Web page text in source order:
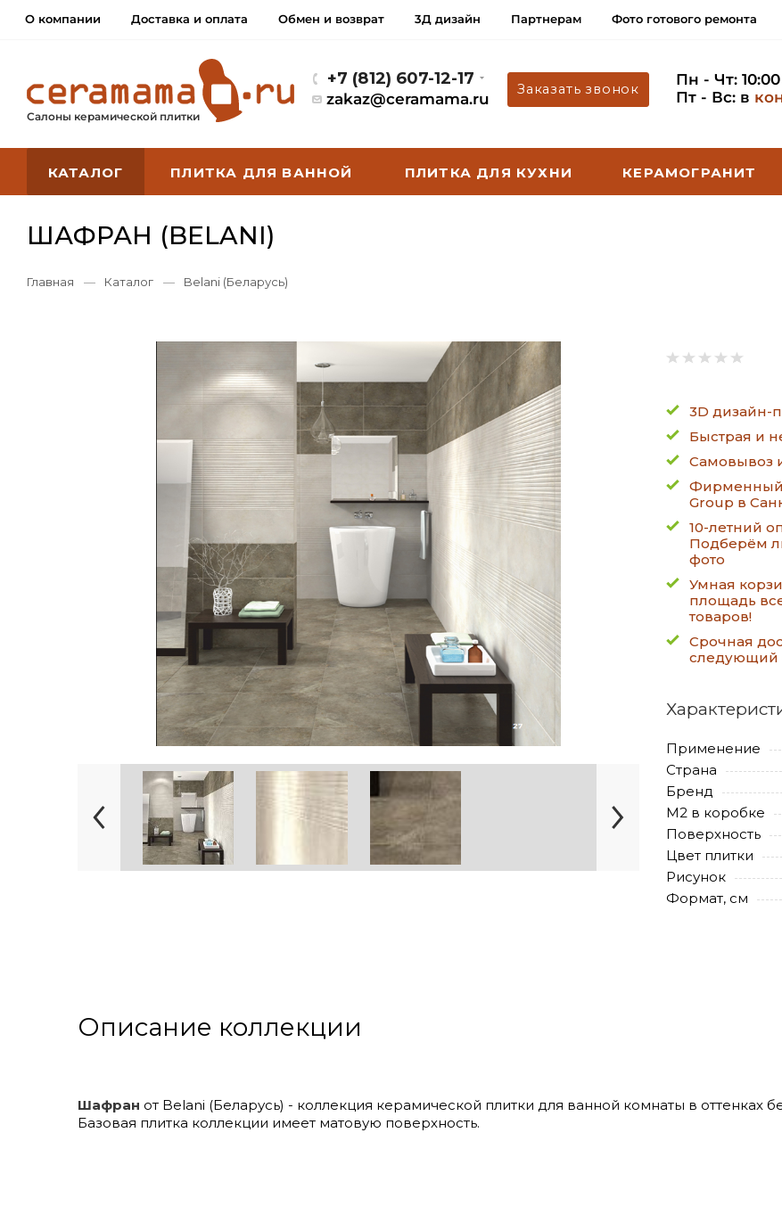
О компании Доставка и оплата Обмен и возврат 3Д дизайн Партнерам Фото готового ремонта
Салоны керамической плитки
+7 (812) 607-12-17
zakaz@ceramama.ru
Заказать звонок
Пн - Чт:
Пт - Вс: в
КАТАЛОГ ПЛИТКА ДЛЯ ВАННОЙ ПЛИТКА ДЛЯ КУХНИ КЕРАМОГРАНИТ
ШАФРАН (BELANI)
Главная — Каталог — Belani (Беларусь)
3D дизайн-
Быстрая и
Самовывоз
Фирменный
Group в
10-летний
Подберём
фото
Умная
площадь
товаров!
Срочная
следующий
Применение
Страна
Бренд
М2 в коробке
Поверхность
Цвет плитки
Рисунок
Формат, см
Описание коллекции
Шафран от Belani (Беларусь) - коллекция керамической плитки для ванной комнаты в оттенках
Базовая плитка коллекции имеет матовую поверхность.